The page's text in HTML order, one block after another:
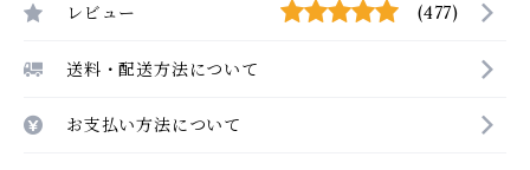
レビュー (477)
送料・配送方法について
お支払い方法について